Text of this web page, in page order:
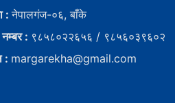
:नेपालगंज-०६, बाँके
: ९८५८०२२६५६ / ९८५६०३९६०२
: margarekha@gmail.com